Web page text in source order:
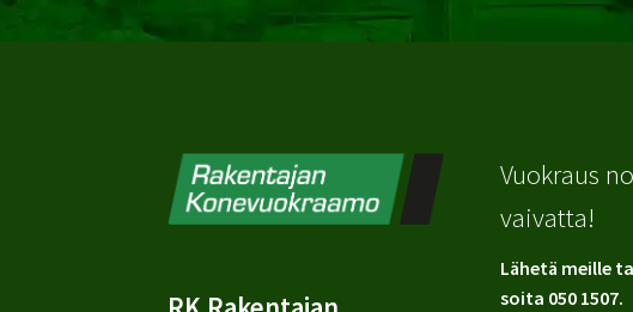
Vuokraus
vaivatta!
Lähetä meille
soita 050 1507.